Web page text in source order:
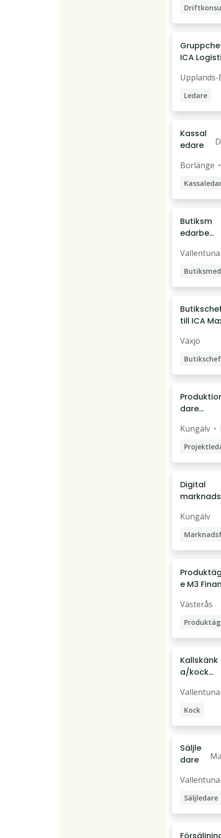
ICA
(Viby)
Ledare
Gruppchef
Kassal
edare
Borlänge
Butiksm
edarbet
Vallentuna
till ICA
Solna
Växjö
Butikschef
dare
80%
Kungälv
Digital
Kungälv
e M3
Västerås
Kallskänk
a/kock
)
Vallentuna
Kock
Säljare
Kallskänka
Säljle
dare
Vallentuna
Säljledare